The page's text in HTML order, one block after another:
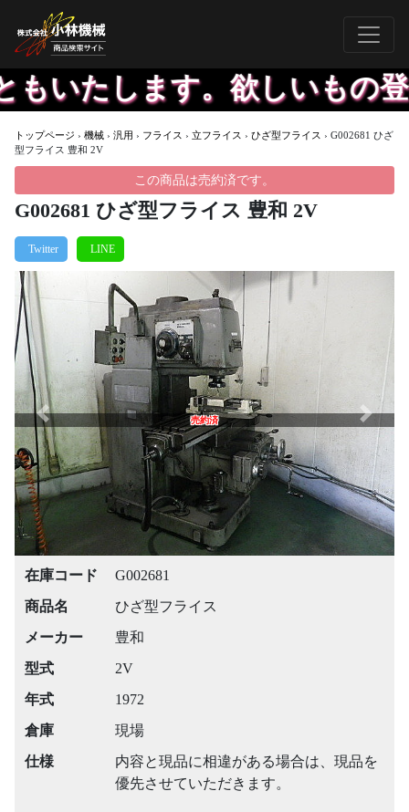
ます。欲しいもの登録し
トップページ › 機械 › 汎用 › フライス › 立フライス › ひざ型フライス › G002681 ひざ
型フライス 豊和 2V
この商品は売約済です。
G002681 ひざ型フライス 豊和 2V
売約済
Previous Next
在庫コード
G002681
商品名
ひざ型フライス
メーカー
豊和
型式
2V
年式
1972
倉庫
現場
仕様
内容と現品に相違がある場合は、現品を
優先させていただきます。